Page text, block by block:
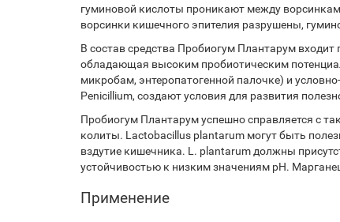
гуминовой кислоты проникают между
ворсинки кишечного эпителия разрушены,
В состав средства Пробиогум Плантарум
обладающая высоким пробиотическим
микробам, энтеропатогенной палочке) и
Penicillium, создают условия для развития
Пробиогум Плантарум успешно справляется с
колиты. Lactobacillus plantarum могут быть
вздутие кишечника. L. plantarum должны
устойчивостью к низким значениям pH.
Применение